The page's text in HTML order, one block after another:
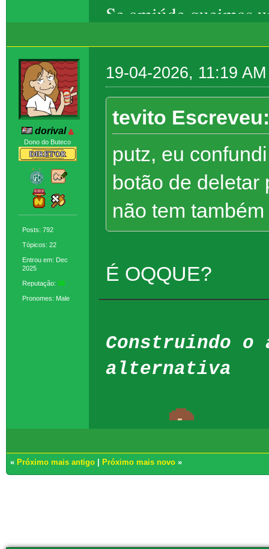
Se amiúde queimas
Eros, ela foge –
dorival
Dono do Buteco
Posts: 792
Tópicos: 22
Entrou em: Dec
2025
Reputação: 38
Pronomes: Male
19-04-2026, 11:19 AM
tevito Escreveu:
putz, eu
botão de deletar
não tem
É OQQUE?
Construindo o
alternativa
« Próximo mais antigo Próximo mais novo »